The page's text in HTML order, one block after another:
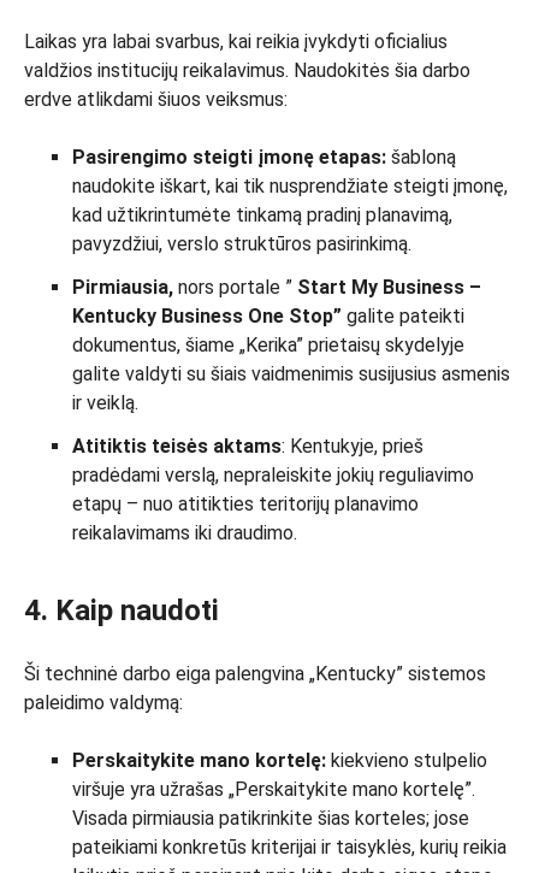
Laikas yra labai svarbus, kai reikia įvykdyti oficialius
valdžios institucijų reikalavimus. Naudokitės šia darbo
erdve atlikdami šiuos veiksmus:
Pasirengimo steigti įmonę etapas: šabloną
naudokite iškart, kai tik nusprendžiate steigti įmonę,
kad užtikrintumėte tinkamą pradinį planavimą,
pavyzdžiui, verslo struktūros pasirinkimą.
Pirmiausia, nors portale ” Start My Business –
Kentucky Business One Stop” galite pateikti
dokumentus, šiame „Kerika” prietaisų skydelyje
galite valdyti su šiais vaidmenimis susijusius asmenis
ir veiklą.
Atitiktis teisės aktams: Kentukyje, prieš
pradėdami verslą, nepraleiskite jokių reguliavimo
etapų – nuo atitikties teritorijų planavimo
reikalavimams iki draudimo.
4. Kaip naudoti
Ši techninė darbo eiga palengvina „Kentucky” sistemos
paleidimo valdymą:
Perskaitykite mano kortelę: kiekvieno stulpelio
viršuje yra užrašas „Perskaitykite mano kortelę”.
Visada pirmiausia patikrinkite šias korteles; jose
pateikiami konkretūs kriterijai ir taisyklės, kurių reikia